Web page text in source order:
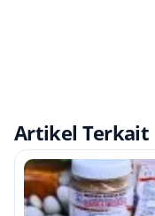
Artikel Terkait